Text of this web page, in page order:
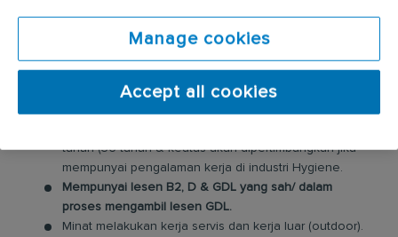
Calon yang ideal memiliki:
Kelayakan pelajaran minimum tahap SPM dan harus
tahun (36 tahun & keatas akan dipertimbangkan jika
mempunyai pengalaman kerja di industri Hygiene.
Mempunyai lesen B2, D & GDL yang sah/ dalam
proses mengambil lesen GDL.
Minat melakukan kerja servis dan kerja luar (outdoor).
Manage cookies
Accept all cookies